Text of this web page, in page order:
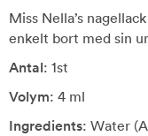
Miss Nella’s
enkelt bort med sin
Antal: 1st
Volym: 4 ml
Ingredients: Water